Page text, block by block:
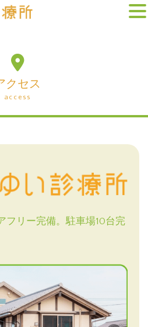
クセス
access
フリー完備。駐車場10台完